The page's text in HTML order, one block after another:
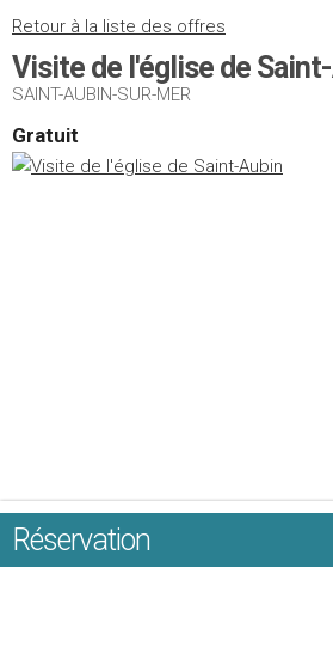
Retour à la liste des offres
Visite de l'église de
SAINT-AUBIN-SUR-MER
Gratuit
Réservation